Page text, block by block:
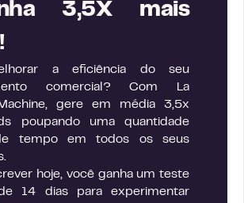
3,5X mais
a eficiência do seu
comercial? Com La
gere em média 3,5x
poupando uma quantidade
tempo em todos os seus
hoje, você ganha um teste
14 dias para experimentar